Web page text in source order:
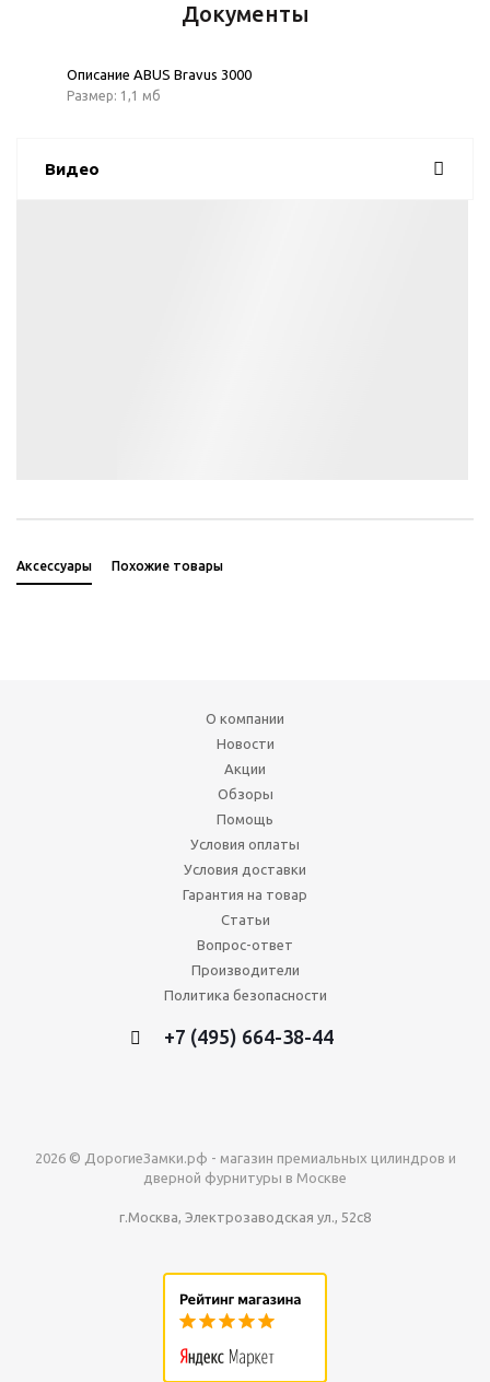
Документы
Описание ABUS Bravus 3000
Размер: 1,1 мб
Видео
Аксессуары Похожие товары
О компании
Новости
Акции
Обзоры
Помощь
Условия оплаты
Условия доставки
Гарантия на товар
Статьи
Вопрос-ответ
Производители
Политика безопасности
+7 (495) 664-38-44
2026 © ДорогиеЗамки.рф - магазин премиальных цилиндров и
дверной фурнитуры в Москве
г.Москва, Электрозаводская ул., 52с8